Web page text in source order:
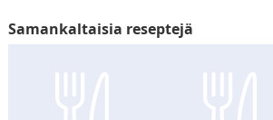
Samankaltaisia reseptejä